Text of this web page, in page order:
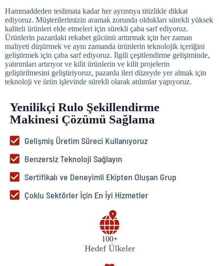
Hammaddeden teslimata kadar her ayrıntıya titizlikle dikkat
ediyoruz. Müşterilerimizin aramak zorunda oldukları sürekli yüksek
kaliteli ürünleri elde etmeleri için sürekli çaba sarf ediyoruz.
Ürünlerin pazardaki rekabet gücünü arttırmak için her zaman
maliyeti düşürmek ve aynı zamanda ürünlerin teknolojik içeriğini
geliştirmek için çaba sarf ediyoruz. İlgili çeşitlendirme gelişiminde,
yatırımları artırıyor ve kilit ürünlerin ve kilit projelerin
geliştirilmesini geliştiriyoruz, pazarda ileri düzeyde yer almak için
teknoloji ve ürün işlevinde sürekli olarak atılımlar yapıyoruz.
Yenilikçi Rulo Şekillendirme
Makinesi Çözümü Sağlama
Gelişmiş Üretim Süreci Kullanıyoruz
Benzersiz Teknoloji Sağlayın
Sertifikalı ve Deneyimli Ekipten Oluşan Grup
Çoklu Sektörler İçin En İyi Hizmetler
100+
Hedef Ülkeler